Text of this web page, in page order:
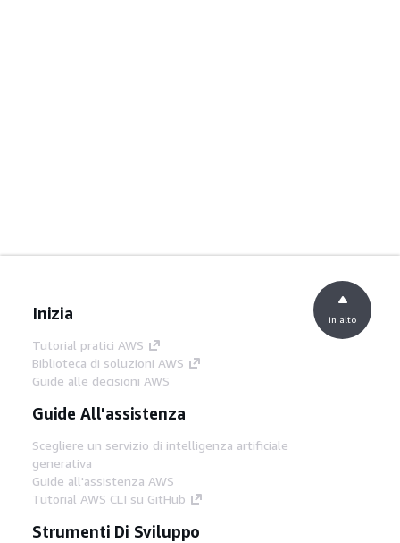
Inizia
Tutorial pratici AWS
Biblioteca di soluzioni AWS
Guide alle decisioni AWS
Guide All'assistenza
Scegliere un servizio di intelligenza artificiale
generativa
Guide all'assistenza AWS
Tutorial AWS CLI su GitHub
Strumenti Di Sviluppo
in alto